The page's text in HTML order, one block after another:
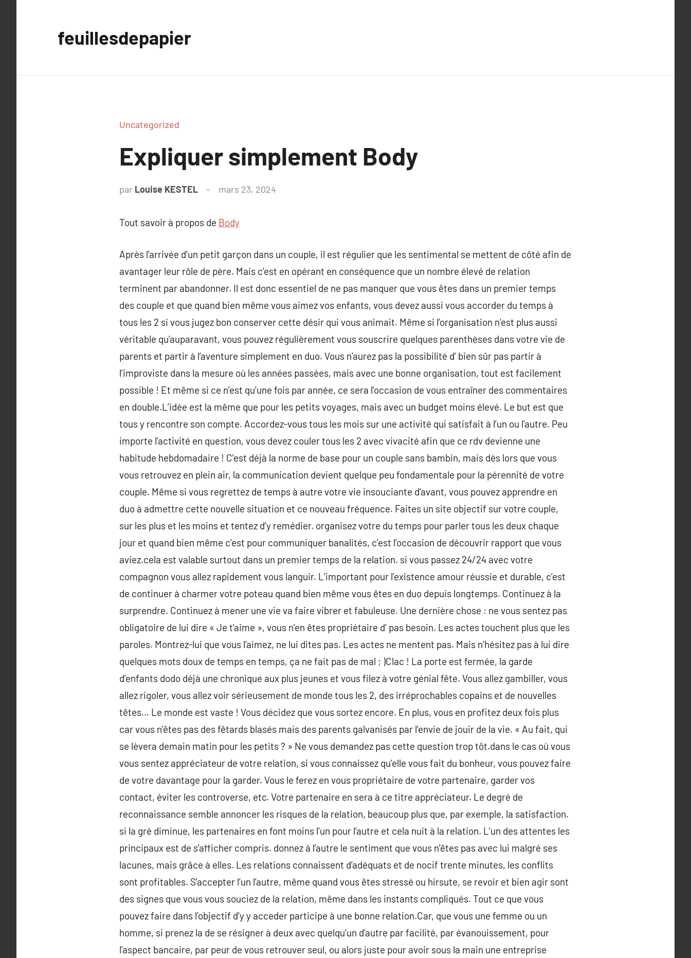
feuillesdepapier
Uncategorized
Expliquer simplement Body
par Louise KESTEL mars 23, 2024
Tout savoir à propos de Body
Après l’arrivée d’un petit garçon dans un couple, il est régulier que les sentimental se mettent de côté afin de
avantager leur rôle de père. Mais c’est en opérant en conséquence que un nombre élevé de relation
terminent par abandonner. Il est donc essentiel de ne pas manquer que vous êtes dans un premier temps
des couple et que quand bien même vous aimez vos enfants, vous devez aussi vous accorder du temps à
tous les 2 si vous jugez bon conserver cette désir qui vous animait. Même si l’organisation n’est plus aussi
véritable qu’auparavant, vous pouvez régulièrement vous souscrire quelques parenthèses dans votre vie de
parents et partir à l’aventure simplement en duo. Vous n’aurez pas la possibilité d’ bien sûr pas partir à
l’improviste dans la mesure où les années passées, mais avec une bonne organisation, tout est facilement
possible ! Et même si ce n’est qu’une fois par année, ce sera l’occasion de vous entraîner des commentaires
en double.L’idée est la même que pour les petits voyages, mais avec un budget moins élevé. Le but est que
tous y rencontre son compte. Accordez-vous tous les mois sur une activité qui satisfait à l’un ou l’autre. Peu
importe l’activité en question, vous devez couler tous les 2 avec vivacité afin que ce rdv devienne une
habitude hebdomadaire ! C’est déjà la norme de base pour un couple sans bambin, mais dès lors que vous
vous retrouvez en plein air, la communication devient quelque peu fondamentale pour la pérennité de votre
couple. Même si vous regrettez de temps à autre votre vie insouciante d’avant, vous pouvez apprendre en
duo à admettre cette nouvelle situation et ce nouveau fréquence. Faites un site objectif sur votre couple,
sur les plus et les moins et tentez d’y remédier. organisez votre du temps pour parler tous les deux chaque
jour et quand bien même c’est pour communiquer banalités, c’est l’occasion de découvrir rapport que vous
aviez.cela est valable surtout dans un premier temps de la relation. si vous passez 24/24 avec votre
compagnon vous allez rapidement vous languir. L’important pour l’existence amour réussie et durable, c’est
de continuer à charmer votre poteau quand bien même vous êtes en duo depuis longtemps. Continuez à la
surprendre. Continuez à mener une vie va faire vibrer et fabuleuse. Une dernière chose : ne vous sentez pas
obligatoire de lui dire « Je t’aime », vous n’en êtes propriétaire d’ pas besoin. Les actes touchent plus que les
paroles. Montrez-lui que vous l’aimez, ne lui dites pas. Les actes ne mentent pas. Mais n’hésitez pas à lui dire
quelques mots doux de temps en temps, ça ne fait pas de mal ; )Clac ! La porte est fermée, la garde
d’enfants dodo déjà une chronique aux plus jeunes et vous filez à votre génial fête. Vous allez gambiller, vous
allez rigoler, vous allez voir sérieusement de monde tous les 2, des irréprochables copains et de nouvelles
têtes… Le monde est vaste ! Vous décidez que vous sortez encore. En plus, vous en profitez deux fois plus
car vous n’êtes pas des fêtards blasés mais des parents galvanisés par l’envie de jouir de la vie. « Au fait, qui
se lèvera demain matin pour les petits ? » Ne vous demandez pas cette question trop tôt.dans le cas où vous
vous sentez appréciateur de votre relation, si vous connaissez qu’elle vous fait du bonheur, vous pouvez faire
de votre davantage pour la garder. Vous le ferez en vous propriétaire de votre partenaire, garder vos
contact, éviter les controverse, etc. Votre partenaire en sera à ce titre appréciateur. Le degré de
reconnaissance semble annoncer les risques de la relation, beaucoup plus que, par exemple, la satisfaction.
si la gré diminue, les partenaires en font moins l’un pour l’autre et cela nuit à la relation. L’un des attentes les
principaux est de s’afficher compris. donnez à l’autre le sentiment que vous n’êtes pas avec lui malgré ses
lacunes, mais grâce à elles. Les relations connaissent d’adéquats et de nocif trente minutes, les conflits
sont profitables. S’accepter l’un l’autre, même quand vous êtes stressé ou hirsute, se revoir et bien agir sont
des signes que vous vous souciez de la relation, même dans les instants compliqués. Tout ce que vous
pouvez faire dans l’objectif d’y y acceder participe à une bonne relation.Car, que vous une femme ou un
homme, si prenez la de se résigner à deux avec quelqu’un d’autre par facilité, par évanouissement, pour
l’aspect bancaire, par peur de vous retrouver seul, ou alors juste pour avoir sous la main une entreprise